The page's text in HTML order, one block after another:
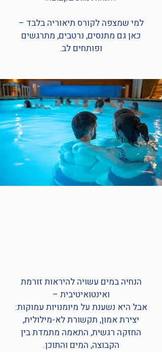
למי שמצפה לקורס תיאוריה בלבד –
כאן גם מתנסים, נרטבים, מתרגשים
ופותחים לב.
הנחיה במים עשויה להיראות זורמת
ואינטואיטיבית –
אבל היא נשענת על מיומנויות עמוקות:
יצירת אמון, תקשורת לא-מילולית,
החזקה רגשית, התאמה מתמדת בין
הקבוצה, המים והתוכן.